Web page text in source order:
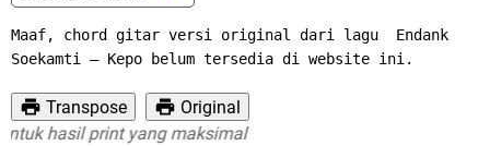
Maaf, chord gitar versi original dari lagu  Endank
Soekamti – Kepo belum tersedia di website ini.
Transpose
Original
hasil print yang maksimal